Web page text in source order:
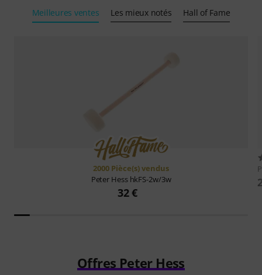
Meilleures ventes Les mieux notés Hall of Fame
2000 Pièce(s) vendus
Peter Hess hkFS-2w/3w
32 €
Offres Peter Hess